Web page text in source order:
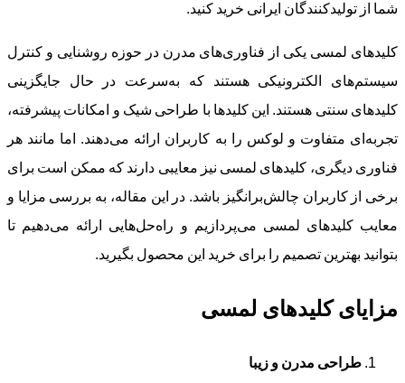
شما از تولیدکنندگان ایرانی خرید کنید.
کلیدهای لمسی یکی از فناوری‌های مدرن در حوزه روشنایی و کنترل
سیستم‌های الکترونیکی هستند که به‌سرعت در حال جایگزینی
کلیدهای سنتی هستند. این کلیدها با طراحی شیک و امکانات پیشرفته،
تجربه‌ای متفاوت و لوکس را به کاربران ارائه می‌دهند. اما مانند هر
فناوری دیگری، کلیدهای لمسی نیز معایبی دارند که ممکن است برای
برخی از کاربران چالش‌برانگیز باشد. در این مقاله، به بررسی مزایا و
معایب کلیدهای لمسی می‌پردازیم و راه‌حل‌هایی ارائه می‌دهیم تا
بتوانید بهترین تصمیم را برای خرید این محصول بگیرید.
مزایای کلیدهای لمسی
طراحی مدرن و زیبا